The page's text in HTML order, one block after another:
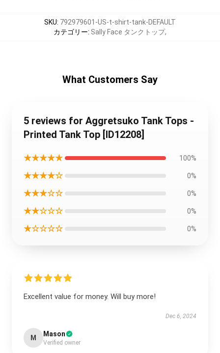
SKU: 792979601-US-t-shirt-tank-DEFAULT
カテゴリー: Sally Face タンクトップ,
What Customers Say
5 reviews for Aggretsuko Tank Tops -
Printed Tank Top [ID12208]
★★★★★ 100%
★★★★☆ 0%
★★★☆☆ 0%
★★☆☆☆ 0%
★☆☆☆☆ 0%
Excellent value for money. Will buy more!
Dec 6, 2024
M Mason
Verified owner